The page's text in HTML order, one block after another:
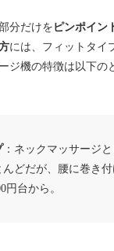
分だけを ピンポイン
には、フィットタイ
ジ機の特徴は以下の
：ネックマッサージ
どだが、腰に巻き
円台から。